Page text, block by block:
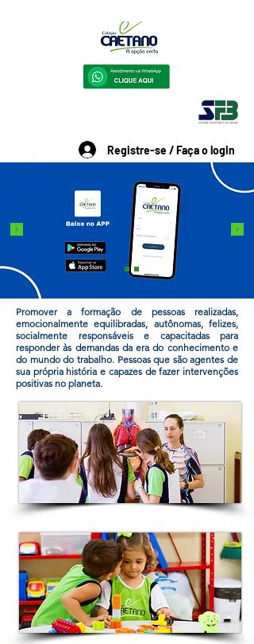
Registre-se / Faça o login
Promover a formação de pessoas realizadas,
emocionalmente equilibradas, autônomas, felizes,
socialmente responsáveis e capacitadas para
responder às demandas da era do conhecimento e
do mundo do trabalho. Pessoas que são agentes de
sua própria história e capazes de fazer intervenções
positivas no planeta.